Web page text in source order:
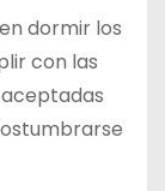
dormir los
con las